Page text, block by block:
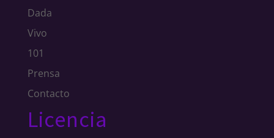
Dada
Vivo
101
Prensa
Contacto
Licencia